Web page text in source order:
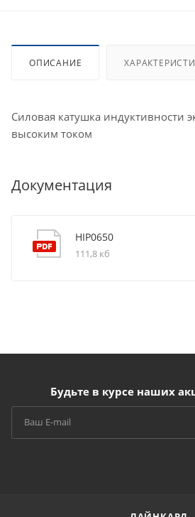
ОПИСАНИЕ
Силовая катушка индуктивности
высоким током
Документация
HIP0650
111,8 кб
Будьте в курсе наших